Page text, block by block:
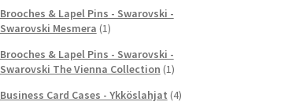
Brooches & Lapel Pins - Swarovski -
Swarovski Mesmera (1)
Brooches & Lapel Pins - Swarovski -
Swarovski The Vienna Collection (1)
Business Card Cases - Ykköslahjat (4)